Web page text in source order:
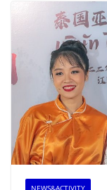
จัด
NEWS&ACTIVITY